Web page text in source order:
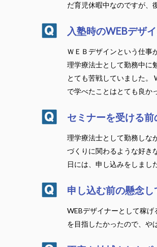
だ育児休暇中なのですが、
入塾時のWEBデザ
ＷＥＢデザインという仕事
理学療法士として勤務中に
とても苦戦していました。
で学べたことはとても良か
セミナーを受ける前
理学療法士として勤務しな
づくりに関わるような好き
日には、申し込みをしました
申し込む前の懸念
WEBデザイナーとして稼
を目指したかったので、や